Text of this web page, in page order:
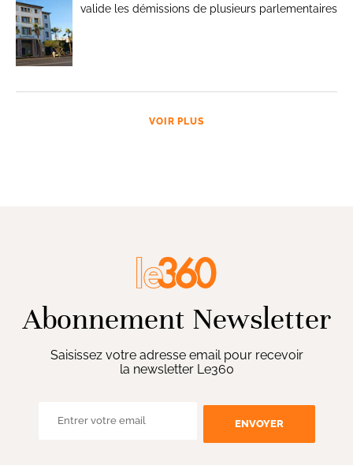
valide les démissions de plusieurs parlementaires
VOIR PLUS
Abonnement Newsletter
Saisissez votre adresse email pour recevoir
la newsletter Le360
ENVOYER